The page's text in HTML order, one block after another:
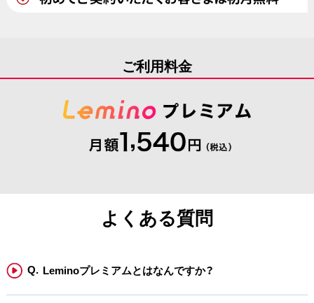
ご利用料金
よくある質問
Leminoプレミアムとはなんですか？